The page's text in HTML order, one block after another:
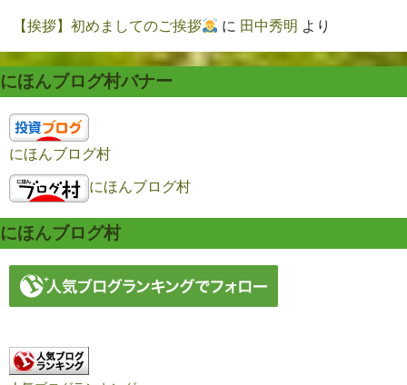
【挨拶】初めましてのご挨拶 に 田中秀明 より
にほんブログ村バナー
にほんブログ村
にほんブログ村
にほんブログ村